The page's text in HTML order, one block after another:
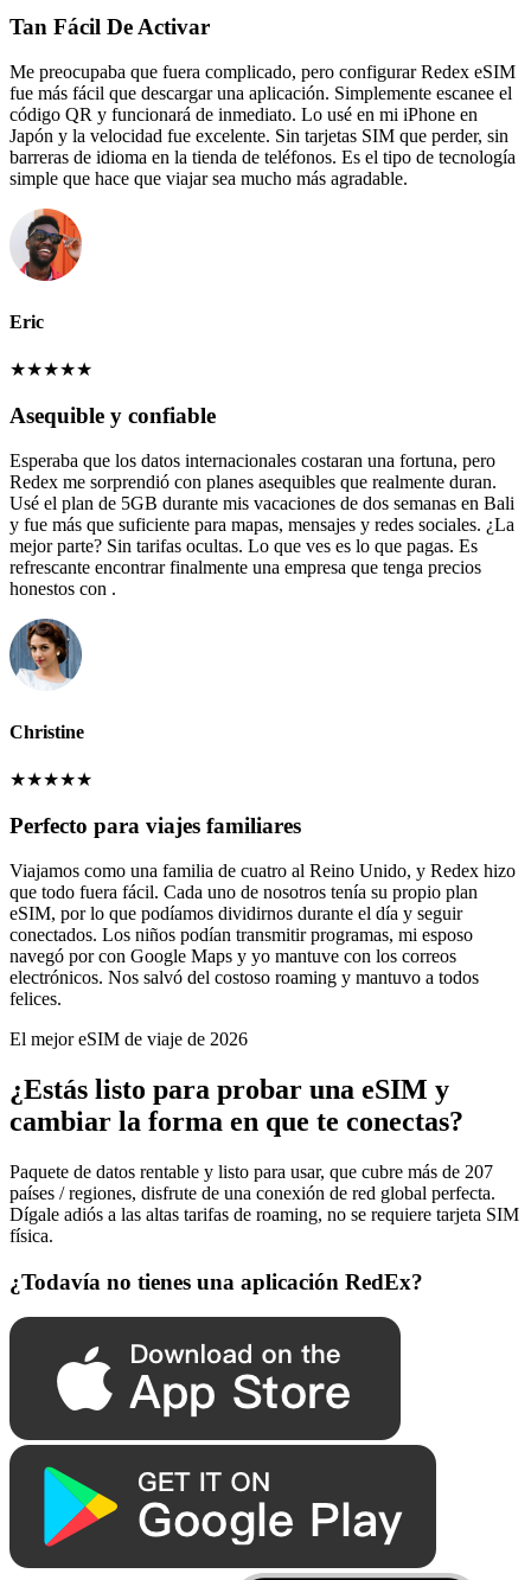
Tan Fácil De Activar
Me preocupaba que fuera complicado, pero configurar Redex eSIM
fue más fácil que descargar una aplicación. Simplemente escanee el
código QR y funcionará de inmediato. Lo usé en mi iPhone en
Japón y la velocidad fue excelente. Sin tarjetas SIM que perder, sin
barreras de idioma en la tienda de teléfonos. Es el tipo de tecnología
simple que hace que viajar sea mucho más agradable.
Eric
★★★★★
Asequible y confiable
Esperaba que los datos internacionales costaran una fortuna, pero
Redex me sorprendió con planes asequibles que realmente duran.
Usé el plan de 5GB durante mis vacaciones de dos semanas en Bali
y fue más que suficiente para mapas, mensajes y redes sociales. ¿La
mejor parte? Sin tarifas ocultas. Lo que ves es lo que pagas. Es
refrescante encontrar finalmente una empresa que tenga precios
honestos con .
Christine
★★★★★
Perfecto para viajes familiares
Viajamos como una familia de cuatro al Reino Unido, y Redex hizo
que todo fuera fácil. Cada uno de nosotros tenía su propio plan
eSIM, por lo que podíamos dividirnos durante el día y seguir
conectados. Los niños podían transmitir programas, mi esposo
navegó por con Google Maps y yo mantuve con los correos
electrónicos. Nos salvó del costoso roaming y mantuvo a todos
felices.
El mejor eSIM de viaje de 2026
¿Estás listo para probar una eSIM y
cambiar la forma en que te conectas?
Paquete de datos rentable y listo para usar, que cubre más de 207
países / regiones, disfrute de una conexión de red global perfecta.
Dígale adiós a las altas tarifas de roaming, no se requiere tarjeta SIM
física.
¿Todavía no tienes una aplicación RedEx?